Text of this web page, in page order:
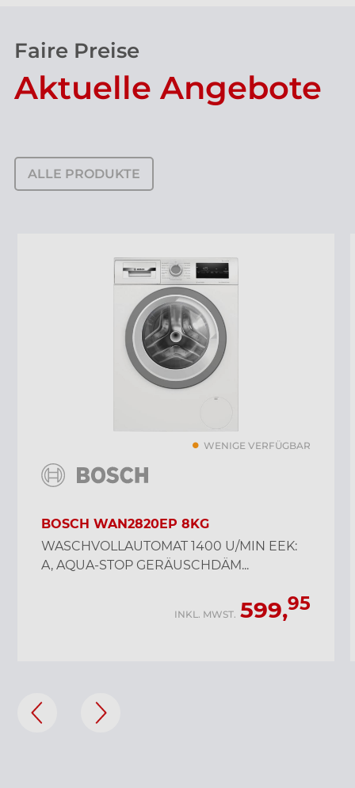
Faire Preise
Aktuelle Angebote
ALLE PRODUKTE
WENIGE VERFÜGBAR
BOSCH WAN2820EP 8KG
WASCHVOLLAUTOMAT 1400 U/MIN EEK:
A, AQUA-STOP GERÄUSCHDÄM...
INKL. MWST. 599,95